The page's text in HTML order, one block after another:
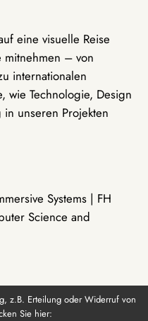
eine visuelle Reise
mitnehmen – von
internationalen
wie Technologie, Design
unseren Projekten
Systems | FH
Science and
z.B. Erteilung oder Widerruf von
Sie hier: